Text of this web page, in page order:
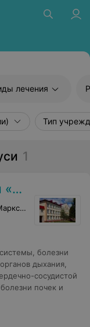
лечения
Тип
1
Минская обл. г. Марьина Горка ул. Карла Маркса, 9
болезни
дыхания,
сосудистой
почек и